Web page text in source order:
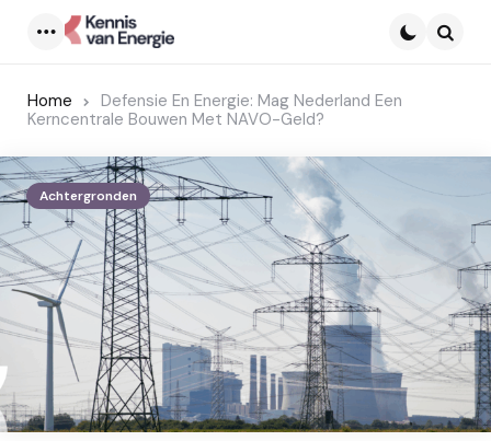
Home
Defensie En Energie: Mag Nederland Een
Kerncentrale Bouwen Met NAVO-Geld?
Achtergronden